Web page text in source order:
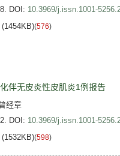
DOI: 10.3969/j.issn.1001-
(1454KB)(576)
伴无皮炎性皮肌炎1例报告
经章
DOI: 10.3969/j.issn.1001-
(1532KB)(598)